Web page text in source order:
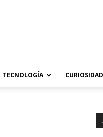
TECNOLOGÍA